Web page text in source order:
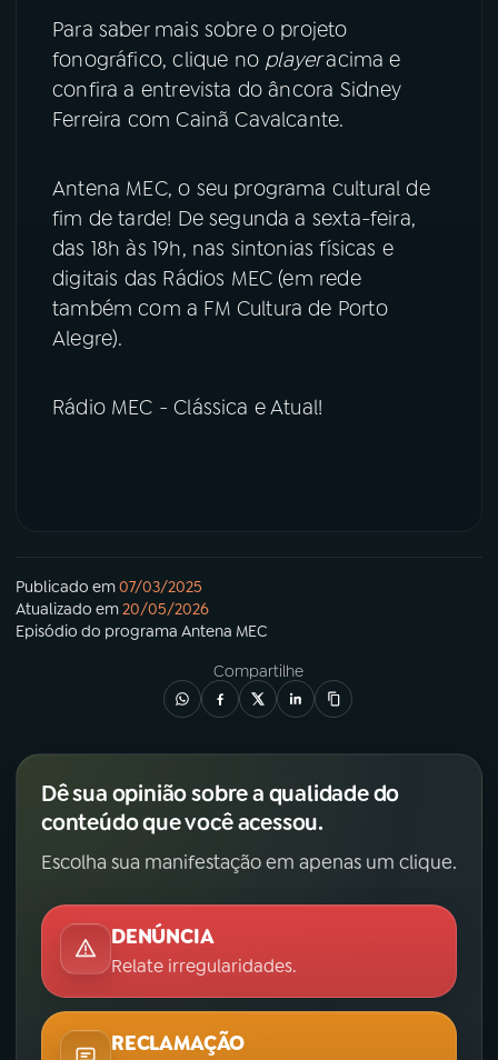
Para saber mais sobre o projeto
fonográfico, clique no playeracima e
confira a entrevista do âncora Sidney
Ferreira com Cainã Cavalcante.
Antena MEC, o seu programa cultural de
fim de tarde! De segunda a sexta-feira,
das 18h às 19h, nas sintonias físicas e
digitais das Rádios MEC (em rede
também com a FM Cultura de Porto
Alegre).
Rádio MEC - Clássica e Atual!
Publicado em07/03/2025
Atualizado em20/05/2026
Episódio do programa Antena MEC
Compartilhe
Dê sua opinião sobre a qualidade do
conteúdo que você acessou.
Escolha sua manifestação em apenas um clique.
DENÚNCIA
Relate irregularidades.
RECLAMAÇÃO